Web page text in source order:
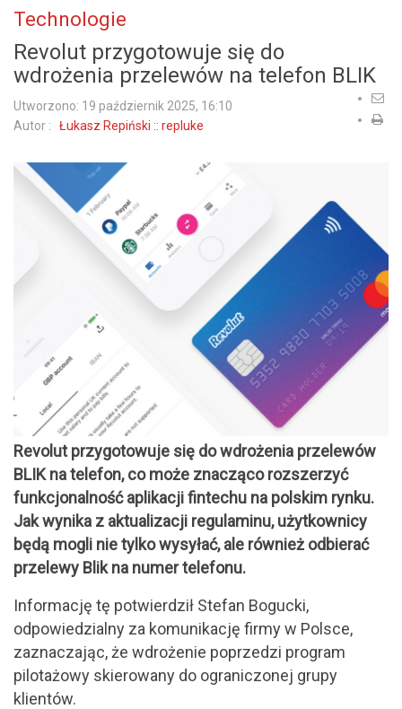
Technologie
Revolut przygotowuje się do
wdrożenia przelewów na telefon BLIK
Utworzono: 19 październik 2025, 16:10
Autor : Łukasz Repiński :: repluke
Revolut przygotowuje się do wdrożenia przelewów
BLIK na telefon, co może znacząco rozszerzyć
funkcjonalność aplikacji fintechu na polskim rynku.
Jak wynika z aktualizacji regulaminu, użytkownicy
będą mogli nie tylko wysyłać, ale również odbierać
przelewy Blik na numer telefonu.
Informację tę potwierdził Stefan Bogucki,
odpowiedzialny za komunikację firmy w Polsce,
zaznaczając, że wdrożenie poprzedzi program
pilotażowy skierowany do ograniczonej grupy
klientów.